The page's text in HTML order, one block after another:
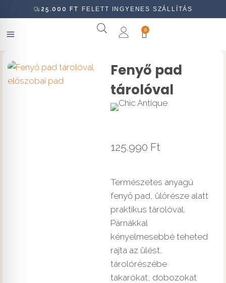
25.000 FT FELETT INGYENES SZÁLLÍTÁS
0
Fenyő pad
tárolóval
125.990 Ft
Természetes anyagú
fenyő pad, ülőrésze alatt
praktikus tárolóval.
Párnákkal
kényelmesebbé teheted
rajta az ülést,
tárolórészébe
takarókat, dobozokat